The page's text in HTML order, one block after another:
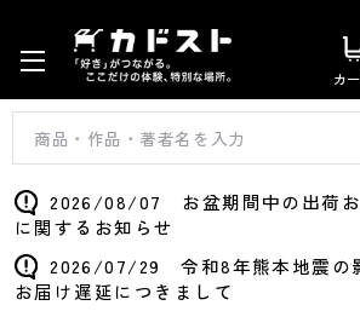
カ
2026/08/07 お盆期間中の出荷お
に関するお知らせ
2026/07/29 令和8年熊本地震の
お届け遅延につきまして